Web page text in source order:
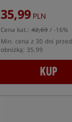
35,99 PLN
Cena kat.: 42,69 / -16%
Min. cena z 30 dni przed
obniżką: 35.99
KUP